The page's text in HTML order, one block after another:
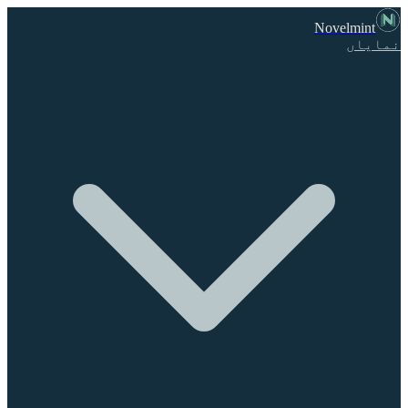
Novelmint
نمایاں